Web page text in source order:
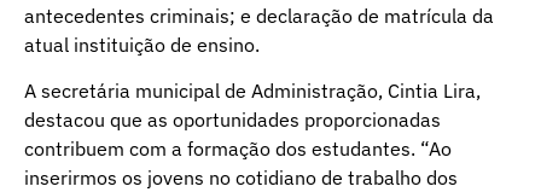
antecedentes criminais; e declaração de matrícula da
atual instituição de ensino.
A secretária municipal de Administração, Cintia Lira,
destacou que as oportunidades proporcionadas
contribuem com a formação dos estudantes. “Ao
inserirmos os jovens no cotidiano de trabalho dos